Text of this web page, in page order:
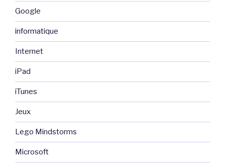
Google
informatique
Internet
iPad
iTunes
Jeux
Lego Mindstorms
Microsoft